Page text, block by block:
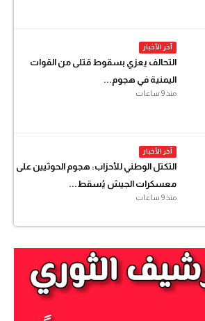
آخر الأخبار
التحالف يعزي بسقوط قتلى من القوات
اليمنية في هجوم...
منذ 9 ساعات
آخر الأخبار
التكتل الوطني للأحزاب: هجوم الحوثيين على
معسكرات الجيش يُسقط...
منذ 9 ساعات